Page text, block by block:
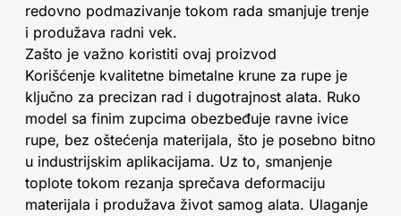
redovno podmazivanje tokom rada smanjuje trenje
i produžava radni vek.
Zašto je važno koristiti ovaj proizvod
Korišćenje kvalitetne bimetalne krune za rupe je
ključno za precizan rad i dugotrajnost alata. Ruko
model sa finim zupcima obezbeđuje ravne ivice
rupe, bez oštećenja materijala, što je posebno bitno
u industrijskim aplikacijama. Uz to, smanjenje
toplote tokom rezanja sprečava deformaciju
materijala i produžava život samog alata. Ulaganje